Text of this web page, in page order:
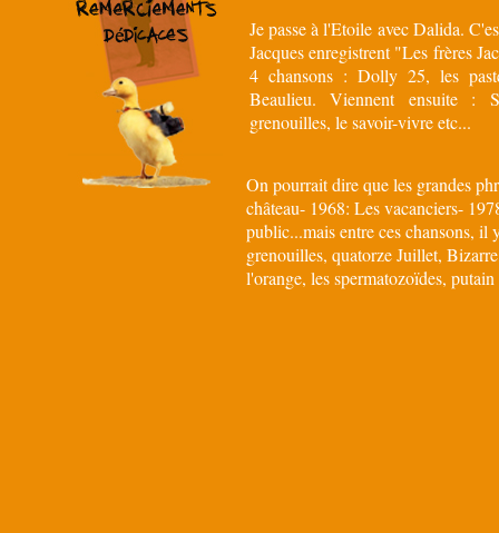
Je passe à l'Etoile avec Dalida.
Jacques enregistrent "Les frères
4 chansons : Dolly 25, les
Beaulieu. Viennent ensuite :
grenouilles, le savoir-vivre etc...
On pourrait dire que les grandes
château- 1968: Les vacanciers-
public...mais entre ces chansons, il
grenouilles, quatorze Juillet,
l'orange, les spermatozoïdes,